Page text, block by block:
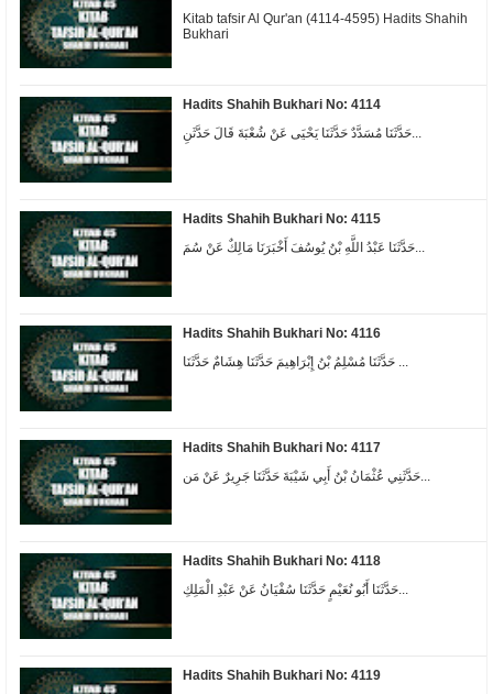
Kitab tafsir Al Qur'an (4114-4595) Hadits Shahih
Bukhari
Hadits Shahih Bukhari No: 4114
حَدَّثَنَا مُسَدَّدٌ حَدَّثَنَا يَحْيَى عَنْ شُعْبَةَ قَالَ حَدَّثَنِ...
Hadits Shahih Bukhari No: 4115
حَدَّثَنَا عَبْدُ اللَّهِ بْنُ يُوسُفَ أَخْبَرَنَا مَالِكٌ عَنْ سُمَ...
Hadits Shahih Bukhari No: 4116
Hadits Shahih Bukhari No: 4117
Hadits Shahih Bukhari No: 4118
حَدَّثَنَا أَبُو نُعَيْمٍ حَدَّثَنَا سُفْيَانُ عَنْ عَبْدِ الْمَلِكِ...
Hadits Shahih Bukhari No: 4119